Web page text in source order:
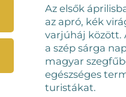
Az elsők
az apró, kék
varjúháj között.
a szép sárga
magyar
egészséges
turistákat.